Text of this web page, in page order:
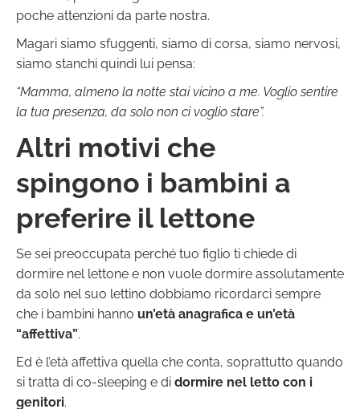
poche attenzioni da parte nostra.
Magari siamo sfuggenti, siamo di corsa, siamo nervosi,
siamo stanchi quindi lui pensa:
“Mamma, almeno la notte stai vicino a me. Voglio sentire
la tua presenza, da solo non ci voglio stare”.
Altri motivi che
spingono i bambini a
preferire il lettone
Se sei preoccupata perché tuo figlio ti chiede di
dormire nel lettone e non vuole dormire assolutamente
da solo nel suo lettino dobbiamo ricordarci sempre
che i bambini hanno un’età anagrafica e un’età
“affettiva”.
Ed è l’età affettiva quella che conta, soprattutto quando
si tratta di co-sleeping e di dormire nel letto con i
genitori.